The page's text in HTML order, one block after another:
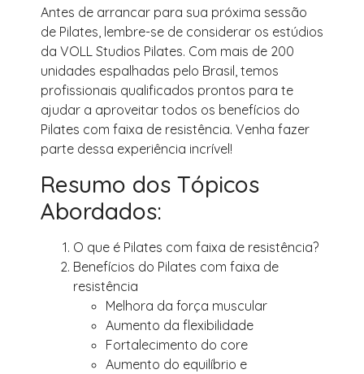
Antes de arrancar para sua próxima sessão
de Pilates, lembre-se de considerar os estúdios
da VOLL Studios Pilates. Com mais de 200
unidades espalhadas pelo Brasil, temos
profissionais qualificados prontos para te
ajudar a aproveitar todos os benefícios do
Pilates com faixa de resistência. Venha fazer
parte dessa experiência incrível!
Resumo dos Tópicos
Abordados:
O que é Pilates com faixa de resistência?
Benefícios do Pilates com faixa de
resistência
Melhora da força muscular
Aumento da flexibilidade
Fortalecimento do core
Aumento do equilíbrio e